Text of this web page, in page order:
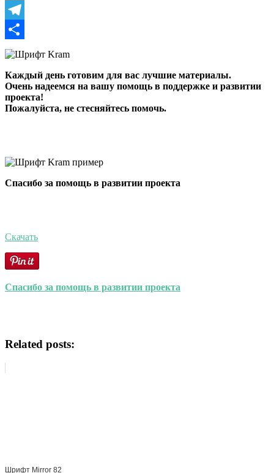
Odnoklassniki
Telegram
Отправить
Каждый день готовим для вас лучшие материалы.
Очень надеемся на вашу помощь в поддержке и развитии
проекта!
Пожалуйста, не стесняйтесь помочь.
Спасибо за помощь в развитии проекта
Скачать
Спасибо за помощь в развитии проекта
Related posts:
Шрифт Mirror 82